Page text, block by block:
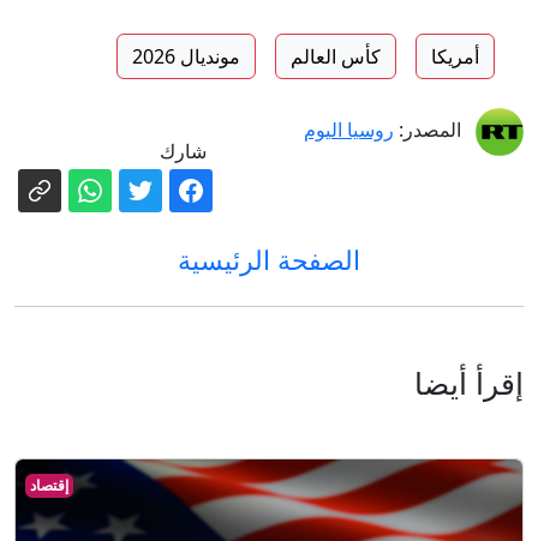
أمريكا كأس العالم مونديال 2026
المصدر: روسيا اليوم
شارك
الصفحة الرئيسية
إقرأ أيضا
إقتصاد